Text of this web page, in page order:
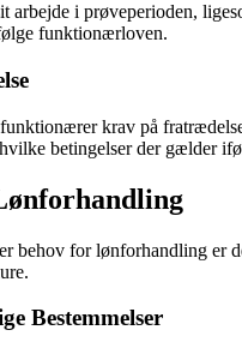
arbejde i prøveperioden,
funktionærloven.
krav på
betingelser der gælder
behov for lønforhandling er
Bestemmelser